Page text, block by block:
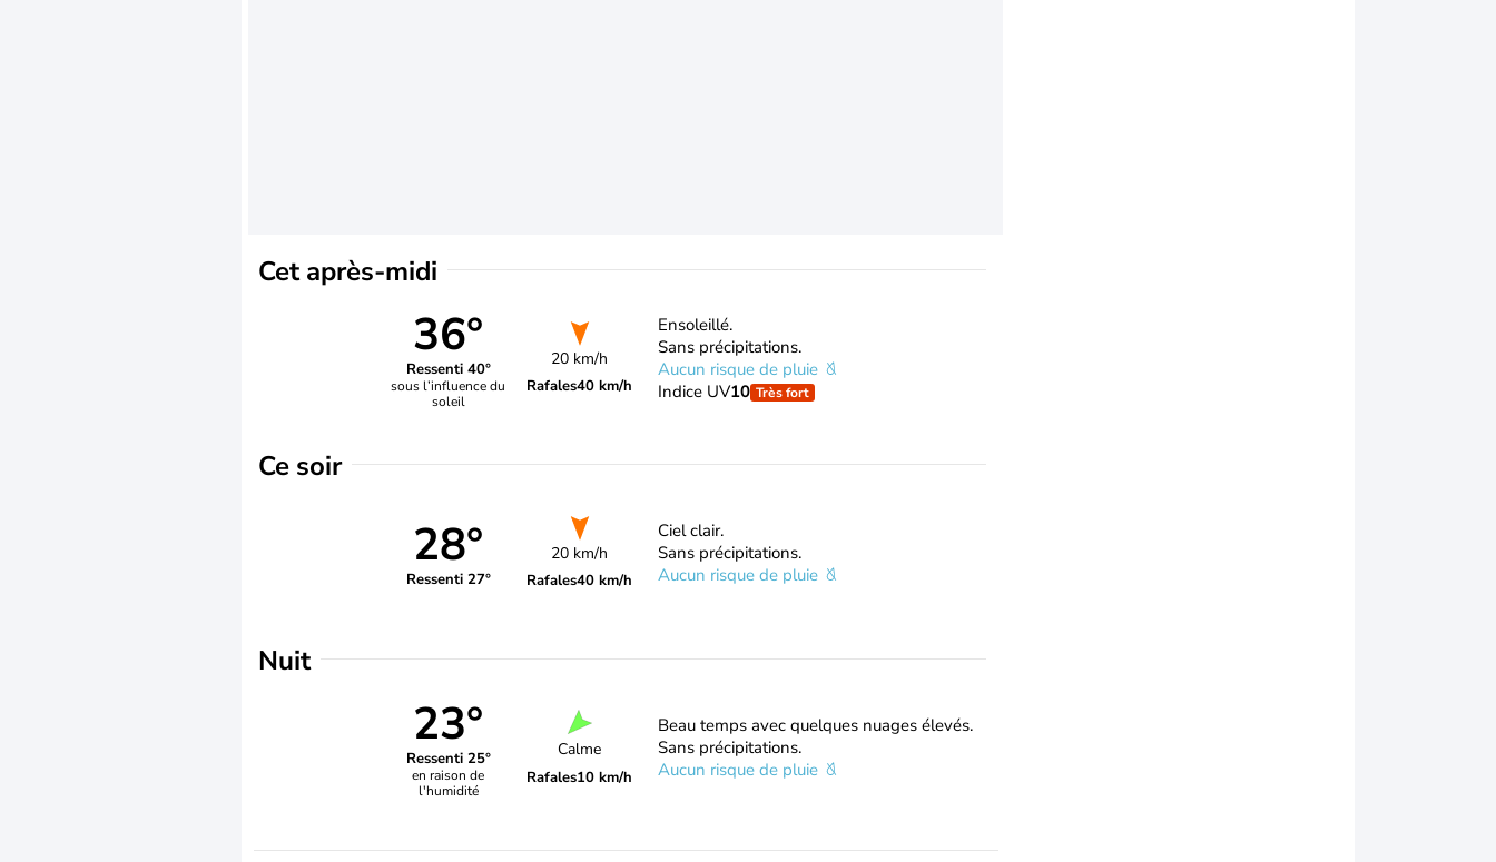
Cet après-midi
36°
Ressenti 40°
sous l’influence du
soleil
20 km/h
Rafales40 km/h
Ensoleillé.
Sans précipitations.
Aucun risque de pluie
Indice UV10 Très fort
Ce soir
28°
Ressenti 27°
20 km/h
Rafales40 km/h
Ciel clair.
Sans précipitations.
Aucun risque de pluie
Nuit
23°
Ressenti 25°
en raison de
l'humidité
Calme
Rafales10 km/h
Beau temps avec quelques nuages élevés.
Sans précipitations.
Aucun risque de pluie